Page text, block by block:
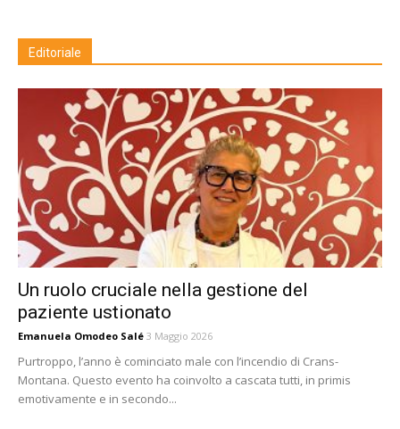
Editoriale
Un ruolo cruciale nella gestione del
paziente ustionato
Emanuela Omodeo Salé 3 Maggio 2026
Purtroppo, l’anno è cominciato male con l’incendio di Crans-
Montana. Questo evento ha coinvolto a cascata tutti, in primis
emotivamente e in secondo...